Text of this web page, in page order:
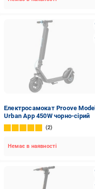
Електросамокат Proove Model
Urban App 450W чорно-cірий
2
Немає в наявності